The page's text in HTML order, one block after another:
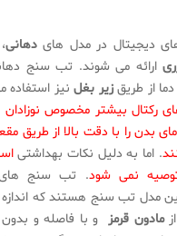
دیجیتال در مدل هایدهانی
ارائه می شوند. تب سنج
دما از طریقزیر بغل نیز
رکتال بیشتر مخصوص نوزادان
بدن را با دقت بالا از طریق
. اما به دلیل نکات بهداشتی
نمی شود. تب سنج های
مدل تب سنج هستند که اندازه
مادون قرمز و با فاصله و بدون